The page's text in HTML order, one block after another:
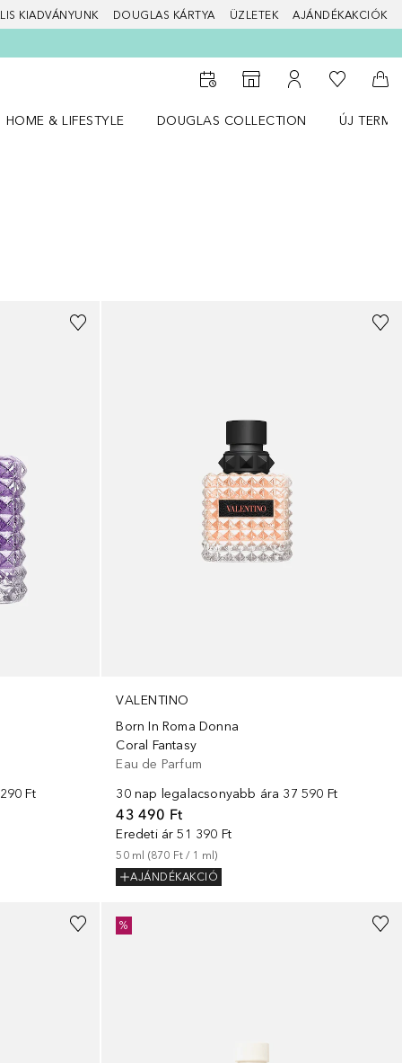
KIADVÁNYUNK DOUGLAS KÁRTYA ÜZLETEK AJÁNDÉKAKCIÓK
Az üzletkeresőhöz
A fiókomhoz
A
HOME & LIFESTYLE
DOUGLAS COLLECTION
ÚJ
Ft
VALENTINO
Born In Roma Donna
Coral Fantasy
Eau de Parfum
30 nap legalacsonyabb ára 37 590 Ft
43 490 Ft
Eredeti ár 51 390 Ft
50 ml (870 Ft / 1 ml)
AJÁNDÉKAKCIÓ
%